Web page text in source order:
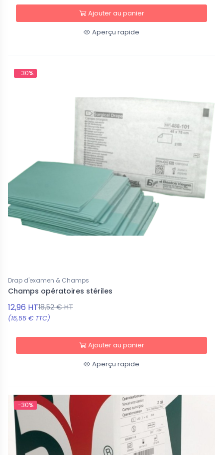
Ajouter au panier
Aperçu rapide
-30%
Drap d'examen & Champs
Champs opératoires stériles
12,96 HT18,52 € HT
(15,55 € TTC)
Ajouter au panier
Aperçu rapide
-30%